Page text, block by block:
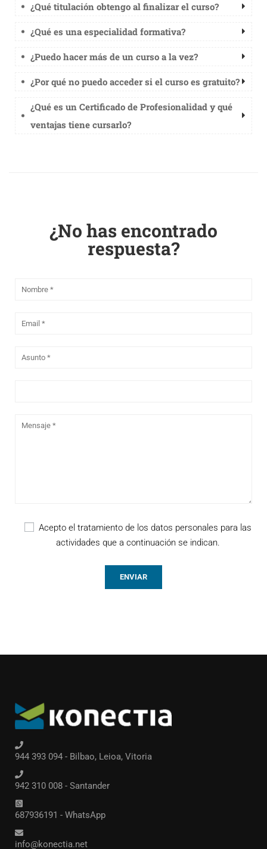
¿Qué titulación obtengo al finalizar el curso?
¿Qué es una especialidad formativa?
¿Puedo hacer más de un curso a la vez?
¿Por qué no puedo acceder si el curso es gratuito?
¿Qué es un Certificado de Profesionalidad y qué
ventajas tiene cursarlo?
¿No has encontrado
respuesta?
Acepto el tratamiento de los datos personales para las
actividades que a continuación se indican.
944 393 094 - Bilbao, Leioa, Vitoria
942 310 008 - Santander
687936191 - WhatsApp
info@konectia.net